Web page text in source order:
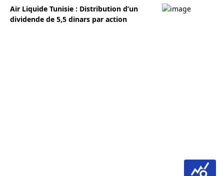
Air Liquide Tunisie : Distribution d’un
dividende de 5,5 dinars par action